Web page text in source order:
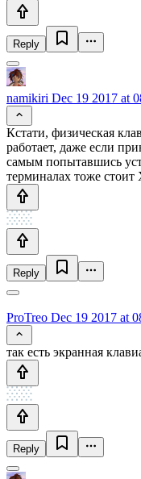
Reply
namikiri Dec 19 2017 at
Кстати, физическая
работает, даже если
самым попытавшись
терминалах тоже стоит
Reply
ProTreo Dec 19 2017 at
так есть экранная
Reply